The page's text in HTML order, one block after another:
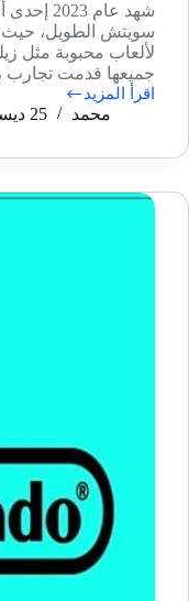
شهد عام
سويتش الطويل،
لألعاب محبوبة مثل
جميعها قدمت تجارب
اقرأ المزيد
أفضل
Nintendo
لعام
محمد 25 ديسمبر، 2023